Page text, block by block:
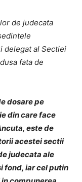
de judecata
delegat al Sectiei
fata de
dosare pe
din care face
este de
acestei sectii
judecata ale
fond, iar cel putin